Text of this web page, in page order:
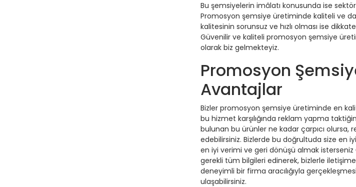
Bu şemsiyelerin imâlatı konusunda ise
Promosyon şemsiye üretiminde kaliteli ve
kalitesinin sorunsuz ve hızlı olması ise
Güvenilir ve kaliteli promosyon şemsiye
olarak biz gelmekteyiz.
Promosyon
Avantajlar
Bizler promosyon şemsiye üretiminde en
bu hizmet karşılığında reklam yapma
bulunan bu ürünler ne kadar çarpıcı olursa,
edebilirsiniz. Bizlerde bu doğrultuda size en
en iyi verimi ve geri dönüşü almak
gerekli tüm bilgileri edinerek, bizlerle
deneyimli bir firma aracılığıyla
ulaşabilirsiniz.